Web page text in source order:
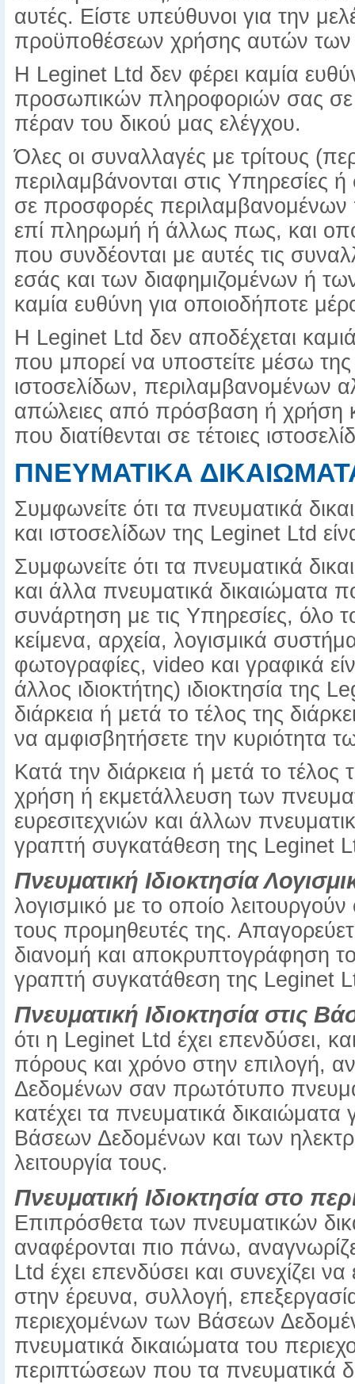
αυτές. Είστε υπεύθυνοι για την
προϋποθέσεων χρήσης αυτών των
Η Leginet Ltd δεν φέρει καμία
προσωπικών πληροφοριών σας σε
πέραν του δικού μας ελέγχου.
Όλες οι συναλλαγές με τρίτους
περιλαμβάνονται στις Υπηρεσίες
σε προσφορές
επί πληρωμή ή άλλως πως, και
που συνδέονται με αυτές τις
εσάς και των διαφημιζομένων ή
καμία ευθύνη για οποιοδήποτε
Η Leginet Ltd δεν αποδέχεται
που μπορεί να υποστείτε μέσω
ιστοσελίδων, περιλαμβανομένων
απώλειες από πρόσβαση ή χρήση
που διατίθενται σε τέτοιες
ΠΝΕΥΜΑΤΙΚΑ
Συμφωνείτε ότι τα πνευματικά
και ιστοσελίδων της Leginet Ltd
Συμφωνείτε ότι τα πνευματικά
και άλλα πνευματικά δικαιώματα
συνάρτηση με τις Υπηρεσίες, όλο
κείμενα, αρχεία, λογισμικά
φωτογραφίες, video και γραφικά
άλλος ιδιοκτήτης) ιδιοκτησία της
διάρκεια ή μετά το τέλος της
να αμφισβητήσετε την κυριότητα
Κατά την διάρκεια ή μετά το
χρήση ή εκμετάλλευση των
ευρεσιτεχνιών και άλλων
γραπτή συγκατάθεση της Leginet
Πνευματική Ιδιοκτησία
λογισμικό με το οποίο
τους προμηθευτές της.
διανομή και αποκρυπτογράφηση
γραπτή συγκατάθεση της Leginet
Πνευματική Ιδιοκτησία στις
ότι η Leginet Ltd έχει επενδύσει,
πόρους και χρόνο στην επιλογή,
Δεδομένων σαν πρωτότυπο
κατέχει τα πνευματικά
Βάσεων Δεδομένων και των
λειτουργία τους.
Πνευματική Ιδιοκτησία στο
Επιπρόσθετα των πνευματικών
αναφέρονται πιο πάνω,
Ltd έχει επενδύσει και συνεχίζει
στην έρευνα, συλλογή,
περιεχομένων των Βάσεων
πνευματικά δικαιώματα του
περιπτώσεων που τα πνευματικά